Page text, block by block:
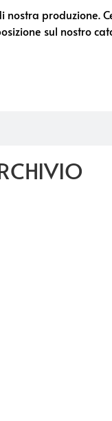
produzione.
sul nostro